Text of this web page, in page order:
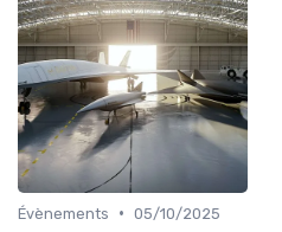
Évènements • 05/10/2025